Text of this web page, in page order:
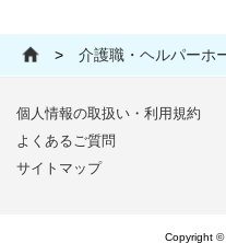
> 介護職・ヘルパーホ
個人情報の取扱い・利用規約
よくあるご質問
サイトマップ
Copyright ©